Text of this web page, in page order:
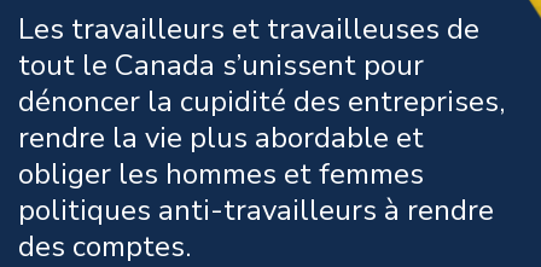
Les travailleurs et travailleuses de
tout le Canada s’unissent pour
dénoncer la cupidité des entreprises,
rendre la vie plus abordable et
obliger les hommes et femmes
politiques anti-travailleurs à rendre
des comptes.